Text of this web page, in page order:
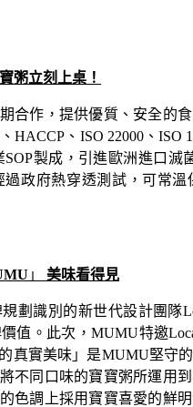
粥立刻上桌！
合作，提供優質、安全的
HACCP、ISO 22000、ISO
製成，引進歐洲進口滅
政府熱穿透測試，可常
」 美味看得見
劃識別的新世代設計團隊
值。此次，MUMU特邀
真實美味 」 是MUMU堅守
不同口味的寶寶粥所運用
色調上採用寶寶喜愛的鮮